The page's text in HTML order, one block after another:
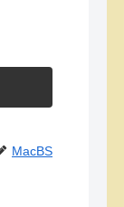
MacBS